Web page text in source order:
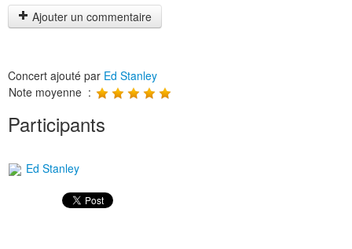
Ajouter un commentaire
Concert ajouté par Ed Stanley
Note moyenne :
Participants
Ed Stanley